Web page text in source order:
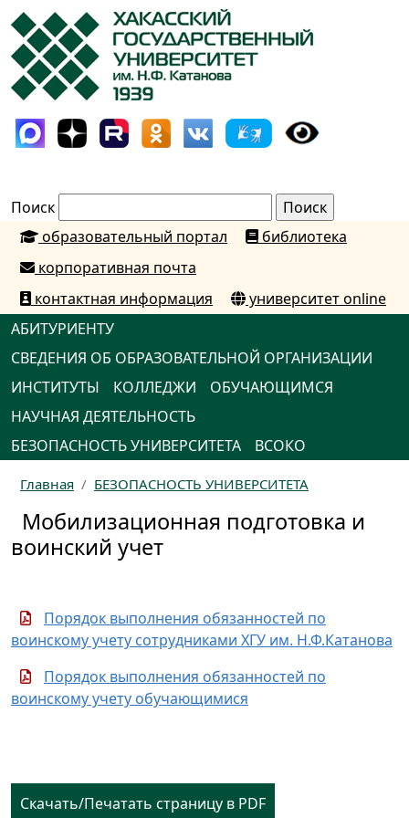
Поиск
образовательный портал
библиотека
корпоративная почта
контактная информация
университет online
АБИТУРИЕНТУ
СВЕДЕНИЯ ОБ ОБРАЗОВАТЕЛЬНОЙ ОРГАНИЗАЦИИ
ИНСТИТУТЫ
КОЛЛЕДЖИ
ОБУЧАЮЩИМСЯ
НАУЧНАЯ ДЕЯТЕЛЬНОСТЬ
БЕЗОПАСНОСТЬ УНИВЕРСИТЕТА
ВСОКО
Главная БЕЗОПАСНОСТЬ УНИВЕРСИТЕТА
Мобилизационная подготовка и
воинский учет
Порядок выполнения обязанностей по
воинскому учету сотрудниками ХГУ им. Н.Ф.Катанова
Порядок выполнения обязанностей по
воинскому учету обучающимися
Скачать/Печатать страницу в PDF